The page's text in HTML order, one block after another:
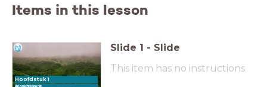
Items in this lesson
Hoofdstuk 1
Het vruchtbare rijk
Slide 1 - Slide
This item has no instructions